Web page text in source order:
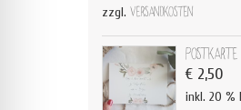
zzgl. Versandkosten
Postkarte
€2,50
inkl. 20 %